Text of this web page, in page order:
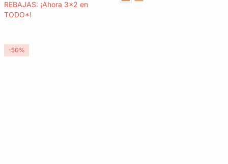
REBAJAS: ¡Ahora 3x2 en
TODO*!
-50%